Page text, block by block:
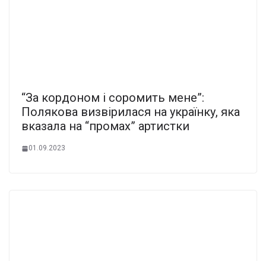
“За кордоном і соромить мене”:
Полякова визвірилася на українку, яка
вказала на “промах” артистки
01.09.2023